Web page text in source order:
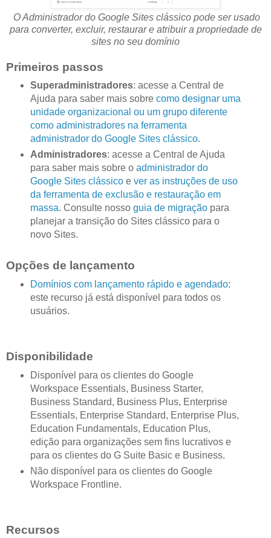
O Administrador do Google Sites clássico pode ser usado
para converter, excluir, restaurar e atribuir a propriedade de
sites no seu domínio
Primeiros passos
Superadministradores: acesse a Central de
Ajuda para saber mais sobre como designar uma
unidade organizacional ou um grupo diferente
como administradores na ferramenta
administrador do Google Sites clássico.
Administradores: acesse a Central de Ajuda
para saber mais sobre o administrador do
Google Sites clássicoe ver as instruções de uso
da ferramenta de exclusão e restauração em
massa. Consulte nosso guia de migraçãopara
planejar a transição do Sites clássico para o
novo Sites.
Opções de lançamento
Domínios com lançamento rápido e agendado:
este recurso já está disponível para todos os
usuários.
Disponibilidade
Disponível para os clientes do Google
Workspace Essentials, Business Starter,
Business Standard, Business Plus, Enterprise
Essentials, Enterprise Standard, Enterprise Plus,
Education Fundamentals, Education Plus,
edição para organizações sem fins lucrativos e
para os clientes do G Suite Basic e Business.
Não disponível para os clientes do Google
Workspace Frontline.
Recursos